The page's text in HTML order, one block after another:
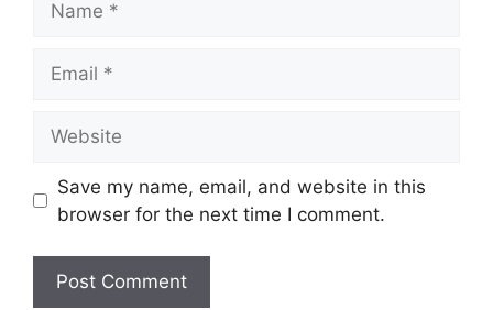
Save my name, email, and website in this
browser for the next time I comment.